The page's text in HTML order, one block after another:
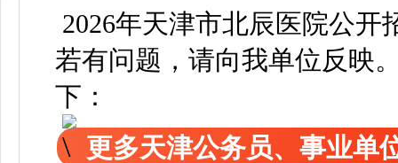
2026年天津市北辰医院公
若有问题，请向我单位反映
下：
更多天津公务员、事业单